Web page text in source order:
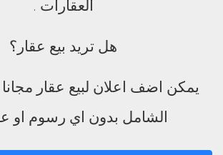
العقارات .
هل تريد بيع عقار؟
يمكن اضف اعلان لبيع عقار
الشامل بدون اي رسوم او